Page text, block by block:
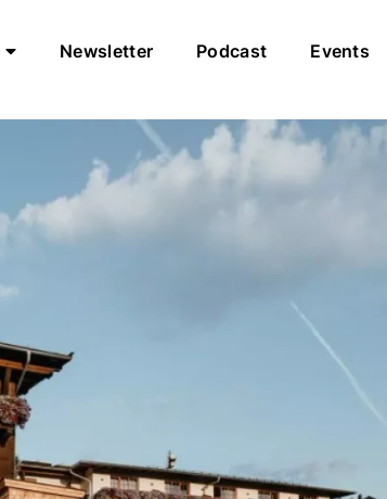
Newsletter Podcast Events